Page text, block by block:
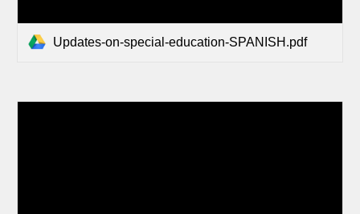
Updates-on-special-education-SPANISH.pdf